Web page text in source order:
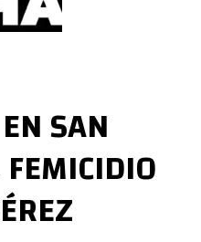
DIGITAL
SAN